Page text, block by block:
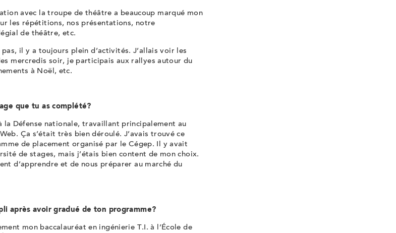
avec la troupe de théâtre a beaucoup marqué mon
les répétitions, nos présentations, notre
de théâtre, etc.
pas, il y a toujours plein d’activités. J’allais voir les
mercredis soir, je participais aux rallyes autour du
à Noël, etc.
que tu as complété?
la Défense nationale, travaillant principalement au
Ça s’était très bien déroulé. J’avais trouvé ce
de placement organisé par le Cégep. Il y avait
de stages, mais j’étais bien content de mon choix.
d’apprendre et de nous préparer au marché du
après avoir gradué de ton programme?
mon baccalauréat en ingénierie T.I. à l’École de